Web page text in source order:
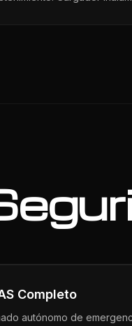
Completo
autónomo de